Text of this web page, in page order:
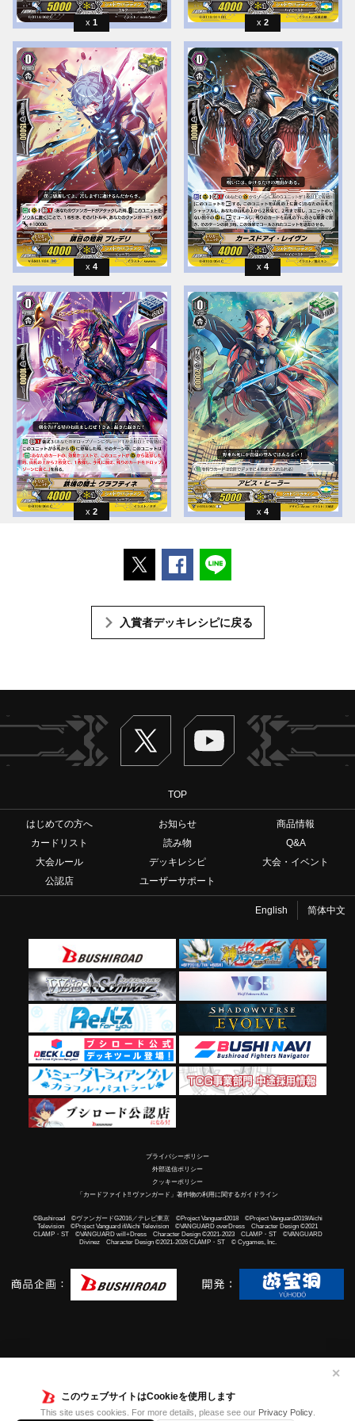
このウェブサイトはCookieを使用します
This site uses cookies. For more details, please see our Privacy Policy.
✕
1 2
4 4
2 4
ポストするFacebookでシェアする
入賞者デッキレシピに戻る
Twitter ヴァンガードch
TOP
はじめての方へ お知らせ
商品情報
カードリスト
読み物
Q&A
大会ルール
デッキレシピ
大会・イベント
公認店
ユーザーサポート
English 简体中文
プライバシーポリシー
外部送信ポリシー
クッキーポリシー
「カードファイト!! ヴァンガード」著作物の利用に関するガイドライン
©Bushiroad ©ヴァンガードG2016／テレビ東京 ©Project Vanguard2018 ©Project Vanguard2019/Aichi
Television ©Project Vanguard if/Aichi Television ©VANGUARD overDress Character Design ©2021
CLAMP・ST ©VANGUARD will+Dress Character Design ©2021-2023 CLAMP・ST ©VANGUARD
Divinez Character Design ©2021-2026 CLAMP・ST © Cygames, Inc.